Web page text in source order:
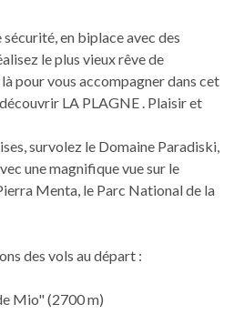
en biplace avec des
le plus vieux rêve de
pour vous accompagner dans cet
LA PLAGNE . Plaisir et
survolez le Domaine Paradiski,
une magnifique vue sur le
Menta, le Parc National de la
des vols au départ :
Mio" (2700 m)